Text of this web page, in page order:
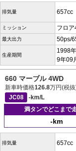
排気量 657cc
ミッション フロア
最大出力 50ps/
生産期間
1998
9年09
660 マーブル 4WD
新車時価格126.8万円(税
JC08
-km/L
満タンでどこまで
-km
排気量 657cc